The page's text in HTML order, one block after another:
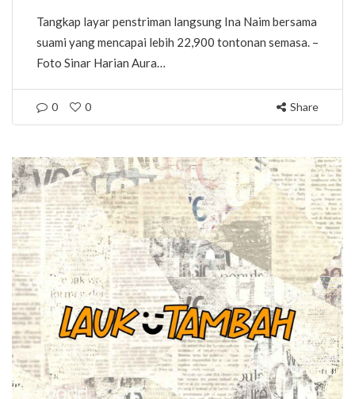
Tangkap layar penstriman langsung Ina Naim bersama
suami yang mencapai lebih 22,900 tontonan semasa. –
Foto Sinar Harian Aura…
0 0 Share